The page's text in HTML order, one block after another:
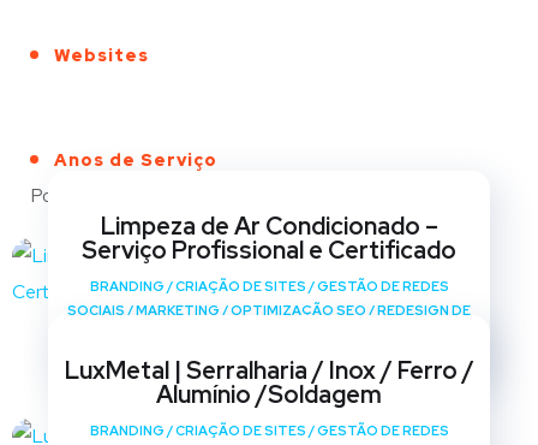
Websites
Anos de Serviço
Portfólio
Limpeza de Ar Condicionado –
Serviço Profissional e Certificado
BRANDING /CRIAÇÃO DE SITES /GESTÃO DE REDES
SOCIAIS /MARKETING /OPTIMIZAÇÃO SEO /REDESIGN DE
LuxMetal | Serralharia / Inox / Ferro /
Alumínio /Soldagem
BRANDING /CRIAÇÃO DE SITES /GESTÃO DE REDES